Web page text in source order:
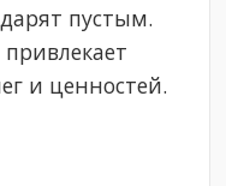
пустым.
и ценностей.